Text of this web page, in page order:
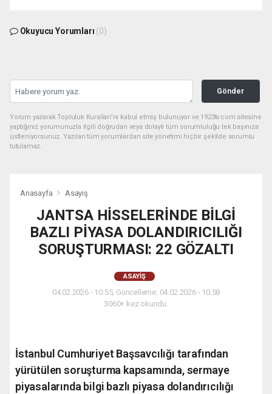
Okuyucu Yorumları (0)
Gönder
Yorum yazarak Topluluk Kuralları’nı kabul etmiş bulunuyor ve 1923tv.com sitesine
yaptığınız yorumunuzla ilgili doğrudan veya dolaylı tüm sorumluluğu tek başınıza
üstleniyorsunuz. Yazılan tüm yorumlardan site yönetimi hiçbir şekilde sorumlu
tutulamaz.
Anasayfa Asayiş
JANTSA HİSSELERİNDE BİLGİ
BAZLI PİYASA DOLANDIRICILIĞI
SORUŞTURMASI: 22 GÖZALTI
ASAYIŞ
04.02.2026 - 10:55, Güncelleme: 04.02.2026 - 10:58
3060+ kez okundu.
İstanbul Cumhuriyet Başsavcılığı tarafından
yürütülen soruşturma kapsamında, sermaye
piyasalarında bilgi bazlı piyasa dolandırıcılığı